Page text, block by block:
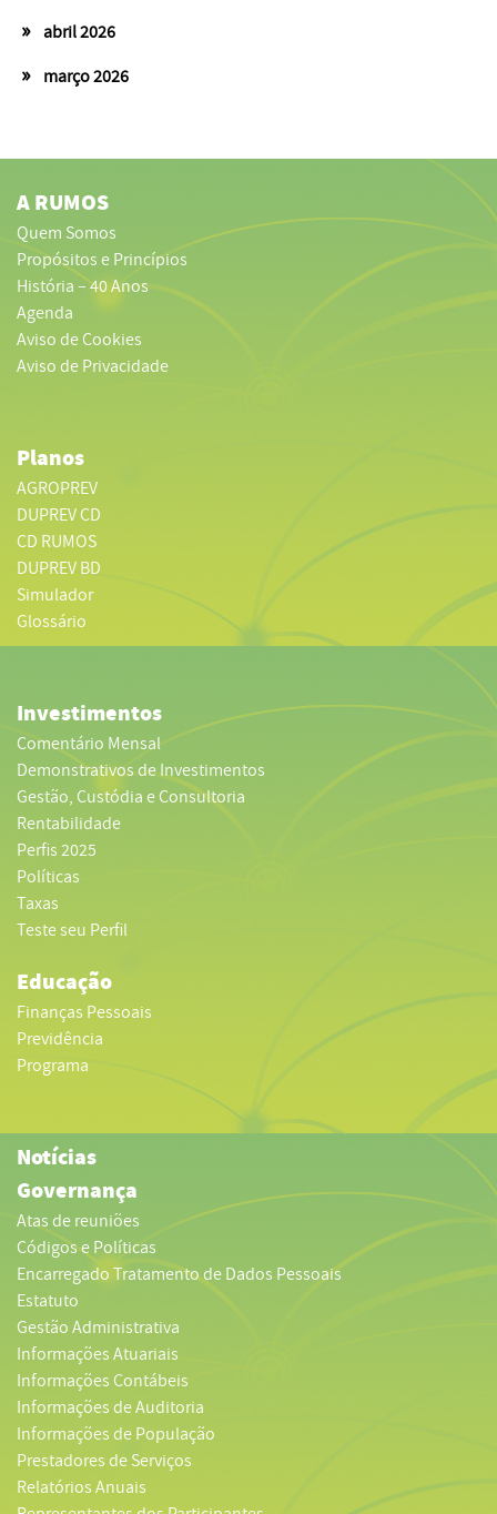
abril 2026
março 2026
A RUMOS
Quem Somos
Propósitos e Princípios
História – 40 Anos
Agenda
Aviso de Cookies
Aviso de Privacidade
Planos
AGROPREV
DUPREV CD
CD RUMOS
DUPREV BD
Simulador
Glossário
Investimentos
Comentário Mensal
Demonstrativos de Investimentos
Gestão, Custódia e Consultoria
Rentabilidade
Perfis 2025
Políticas
Taxas
Teste seu Perfil
Educação
Finanças Pessoais
Previdência
Programa
Notícias
Governança
Atas de reuniões
Códigos e Políticas
Encarregado Tratamento de Dados Pessoais
Estatuto
Gestão Administrativa
Informações Atuariais
Informações Contábeis
Informações de Auditoria
Informações de População
Prestadores de Serviços
Relatórios Anuais